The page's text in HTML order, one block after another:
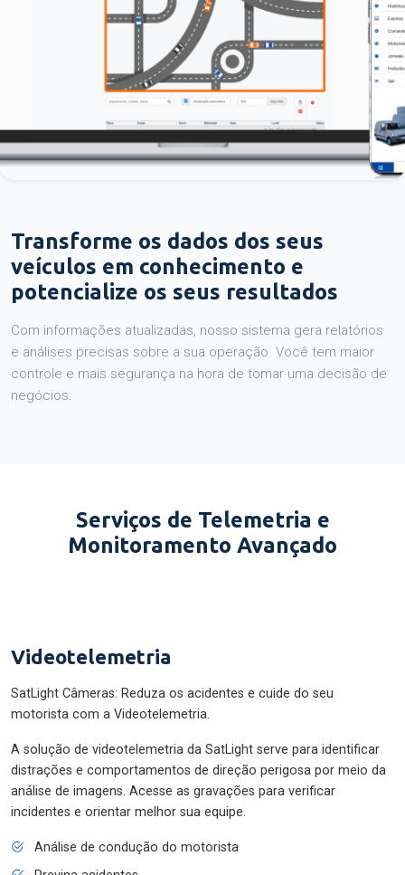
Transforme os dados dos seus
veículos em conhecimento e
potencialize os seus resultados
Com informações atualizadas, nosso sistema gera relatórios
e análises precisas sobre a sua operação. Você tem maior
controle e mais segurança na hora de tomar uma decisão de
negócios.
Serviços de Telemetria e
Monitoramento Avançado
Videotelemetria
SatLight Câmeras: Reduza os acidentes e cuide do seu
motorista com a Videotelemetria.
A solução de videotelemetria da SatLight serve para identificar
distrações e comportamentos de direção perigosa por meio da
análise de imagens. Acesse as gravações para verificar
incidentes e orientar melhor sua equipe.
Análise de condução do motorista